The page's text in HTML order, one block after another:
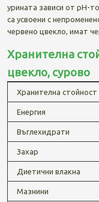
урината зависи от pH-
са усвоени с
червено цвекло, имат
Хранителна
цвекло, сурово
Хранителна стойност
Енергия
Въглехидрати
Захар
Диетични влакна
Мазнини